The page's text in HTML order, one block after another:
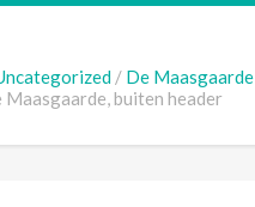
De Maasgaarde
Maasgaarde, buiten header